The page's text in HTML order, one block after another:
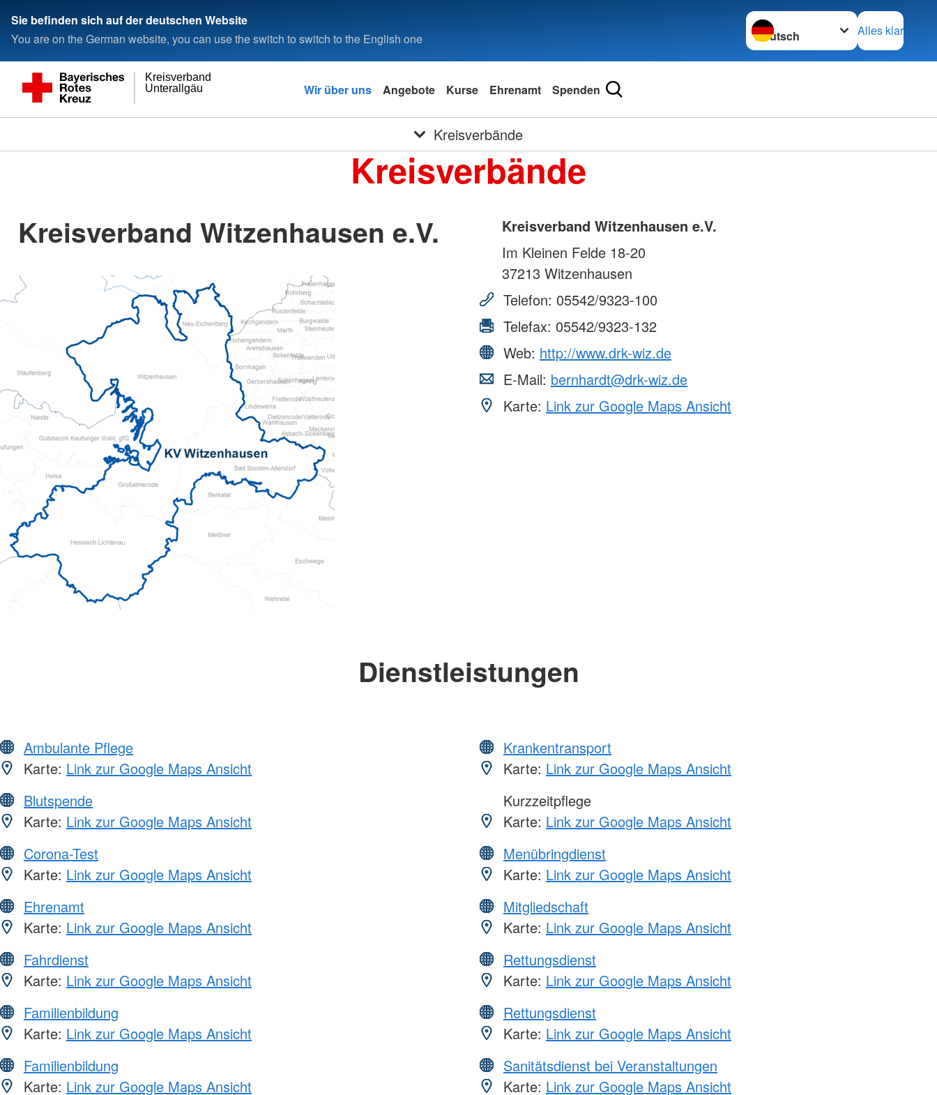
Sie befinden sich auf der deutschen Website
You are on the German website, you can use the switch to switch to the English one
Sprache wechseln zu
Alles klar
Unterallgäu
Kreisverband
Wir über uns Angebote Kurse Ehrenamt Spenden
Kreisverbände
Kreisverbände
Kreisverband Witzenhausen e.V.
Kreisverband Witzenhausen e.V.
Im Kleinen Felde 18-20
37213 Witzenhausen
Telefon: 05542/9323-100
Telefax: 05542/9323-132
Web: http://www.drk-wiz.de
E-Mail: bernhardt@drk-wiz.de
Karte: Link zur Google Maps Ansicht
Dienstleistungen
Ambulante Pflege
Karte: Link zur Google Maps Ansicht
Blutspende
Karte: Link zur Google Maps Ansicht
Corona-Test
Karte: Link zur Google Maps Ansicht
Ehrenamt
Karte: Link zur Google Maps Ansicht
Fahrdienst
Karte: Link zur Google Maps Ansicht
Familienbildung
Karte: Link zur Google Maps Ansicht
Familienbildung
Karte: Link zur Google Maps Ansicht
Krankentransport
Karte: Link zur Google Maps Ansicht
Kurzzeitpflege
Karte: Link zur Google Maps Ansicht
Menübringdienst
Karte: Link zur Google Maps Ansicht
Mitgliedschaft
Karte: Link zur Google Maps Ansicht
Rettungsdienst
Karte: Link zur Google Maps Ansicht
Rettungsdienst
Karte: Link zur Google Maps Ansicht
Sanitätsdienst bei Veranstaltungen
Karte: Link zur Google Maps Ansicht